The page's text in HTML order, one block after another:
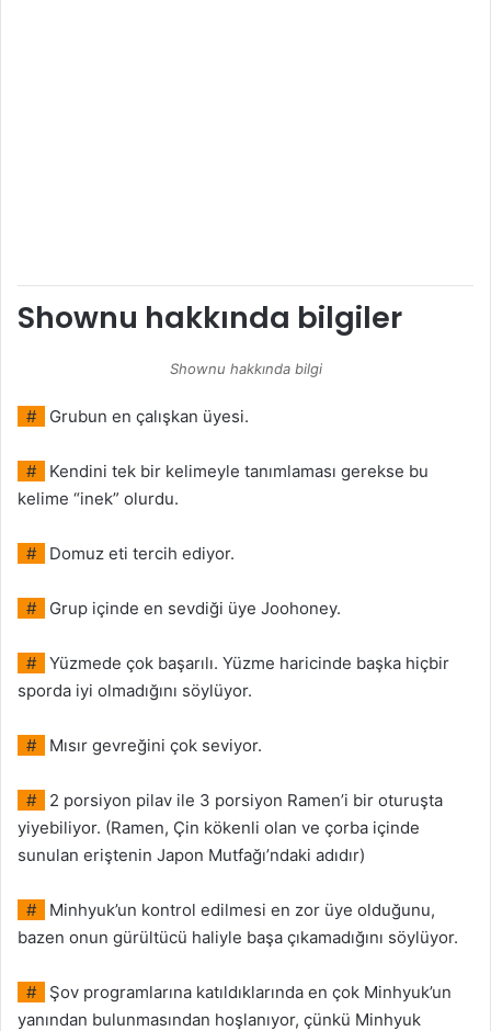
Shownu hakkında bilgiler
Shownu hakkında bilgi
# Grubun en çalışkan üyesi.
#
Kendini tek bir kelimeyle tanımlaması gerekse bu
kelime “inek” olurdu.
# Domuz eti tercih ediyor.
# Grup içinde en sevdiği üye Joohoney.
#
Yüzmede çok başarılı. Yüzme haricinde başka hiçbir
sporda iyi olmadığını söylüyor.
# Mısır gevreğini çok seviyor.
#
2 porsiyon pilav ile 3 porsiyon Ramen’i bir oturuşta
yiyebiliyor. (Ramen, Çin kökenli olan ve çorba içinde
sunulan eriştenin Japon Mutfağı’ndaki adıdır)
#
Minhyuk’un kontrol edilmesi en zor üye olduğunu,
bazen onun gürültücü haliyle başa çıkamadığını söylüyor.
#
Şov programlarına katıldıklarında en çok Minhyuk’un
yanından bulunmasından hoşlanıyor, çünkü Minhyuk